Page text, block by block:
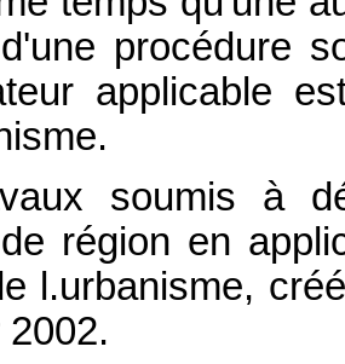
procédure
applicable
soumis à
région en
l.urbanisme,
2002.